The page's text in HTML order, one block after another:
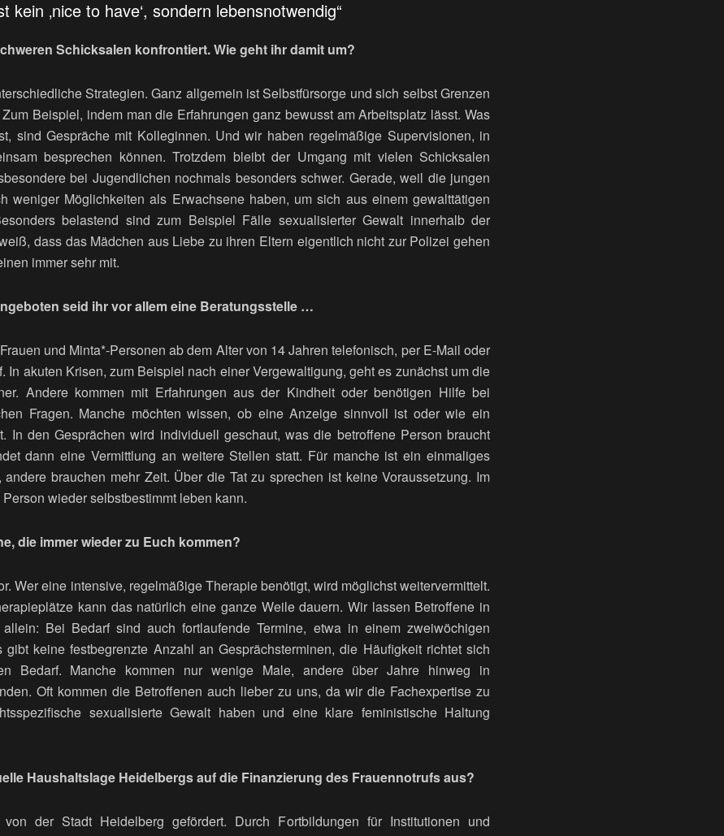
kein ‚nice to have‘, sondern lebensnotwendig“
Schicksalen konfrontiert. Wie geht ihr damit um?
Strategien. Ganz allgemein ist Selbstfürsorge und sich selbst Grenzen
Beispiel, indem man die Erfahrungen ganz bewusst am Arbeitsplatz lässt. Was
sind Gespräche mit Kolleginnen. Und wir haben regelmäßige Supervisionen, in
besprechen können. Trotzdem bleibt der Umgang mit vielen Schicksalen
bei Jugendlichen nochmals besonders schwer. Gerade, weil die jungen
weniger Möglichkeiten als Erwachsene haben, um sich aus einem gewalttätigen
belastend sind zum Beispiel Fälle sexualisierter Gewalt innerhalb der
dass das Mädchen aus Liebe zu ihren Eltern eigentlich nicht zur Polizei gehen
immer sehr mit.
seid ihr vor allem eine Beratungsstelle …
und Minta*-Personen ab dem Alter von 14 Jahren telefonisch, per E-Mail oder
In akuten Krisen, zum Beispiel nach einer Vergewaltigung, geht es zunächst um die
Andere kommen mit Erfahrungen aus der Kindheit oder benötigen Hilfe bei
Fragen. Manche möchten wissen, ob eine Anzeige sinnvoll ist oder wie ein
In den Gesprächen wird individuell geschaut, was die betroffene Person braucht
dann eine Vermittlung an weitere Stellen statt. Für manche ist ein einmaliges
andere brauchen mehr Zeit. Über die Tat zu sprechen ist keine Voraussetzung. Im
wieder selbstbestimmt leben kann.
die immer wieder zu Euch kommen?
Wer eine intensive, regelmäßige Therapie benötigt, wird möglichst weitervermittelt.
kann das natürlich eine ganze Weile dauern. Wir lassen Betroffene in
Bei Bedarf sind auch fortlaufende Termine, etwa in einem zweiwöchigen
gibt keine festbegrenzte Anzahl an Gesprächsterminen, die Häufigkeit richtet sich
Bedarf. Manche kommen nur wenige Male, andere über Jahre hinweg in
Oft kommen die Betroffenen auch lieber zu uns, da wir die Fachexpertise zu
sexualisierte Gewalt haben und eine klare feministische Haltung
Haushaltslage Heidelbergs auf die Finanzierung des Frauennotrufs aus?
der Stadt Heidelberg gefördert. Durch Fortbildungen für Institutionen und